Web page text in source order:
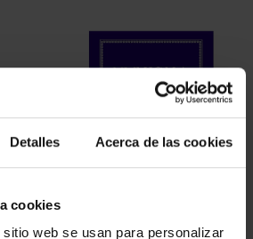
Detalles Acerca de las cookies
cookies
web se usan para personalizar
AÑO 2024